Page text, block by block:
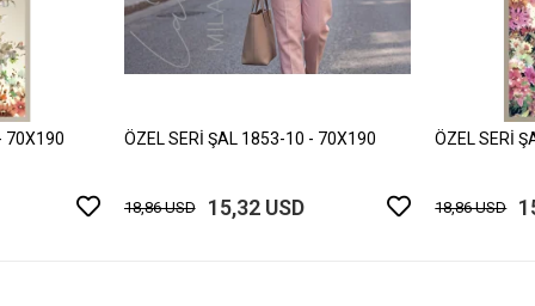
70X190 ÖZEL SERİ ŞAL 1853-10 - 70X190
18,86 USD 15,32 USD
ÖZEL SERİ
18,86 USD